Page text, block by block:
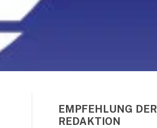
EMPFEHLUNG DER
REDAKTION